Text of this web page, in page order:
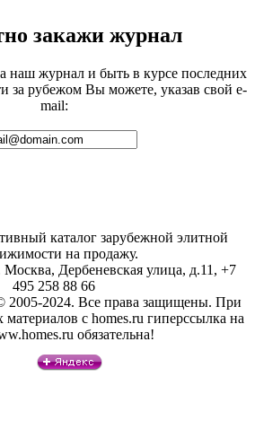
закажи журнал
наш журнал и быть в курсе последних
за рубежом Вы можете, указав свой e-
mail:
каталог зарубежной элитной
на продажу.
Дербеневская улица, д.11, +7
495 258 88 66
2024. Все права защищены. При
с homes.ru гиперссылка на
обязательна!